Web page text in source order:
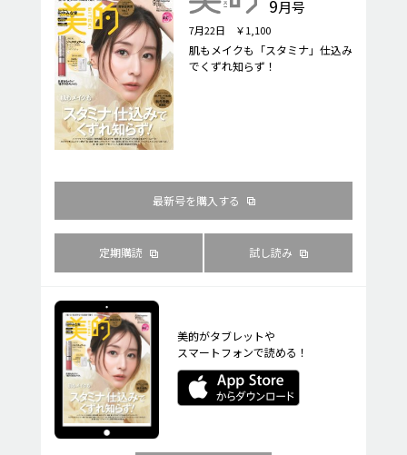
9月号
7月22日 ￥1,100
肌もメイクも「スタミナ」仕込み
でくずれ知らず！
最新号を購入する
定期購読 試し読み
美的がタブレットや
スマートフォンで読める！